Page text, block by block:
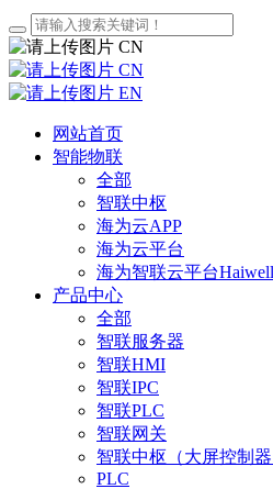
CN
CN
EN
网站首页
智能物联
全部
智联中枢
海为云APP
海为云平台
海为智联云平台
产品中心
全部
智联服务器
智联HMI
智联IPC
智联PLC
智联网关
智联中枢（大屏控制器
PLC